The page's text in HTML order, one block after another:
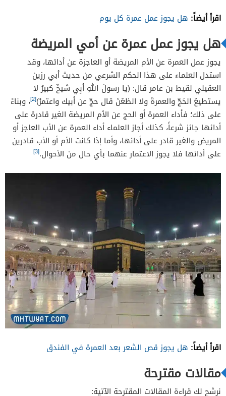
اقرأ أيضاً: هل يجوز عمل عمرة كل يوم
هل يجوز عمل عمرة عن أمي المريضة
يجوز عمل العمرة عن الأم المريضة أو العاجزة عن أدائها، وقد
استدل العلماء على هذا الحكم الشرعي من حديث أبي رزين
العقيلي لقيط بن عامر قال: (يا رسولَ اللهِ أبِي شيخٌ كبيرٌ لا
يستطيعُ الحَجّ والعمرةَ ولا الظعْنَ قال حجّ عن أبيك واعتمرْ)[2] ، وبناءً
على ذلك؛ فأداء العمرة أو الحج عن الأم المريضة الغير قادرة على
أدائها جائز شرعاً، كذلك أجاز العلماء أداء العمرة عن الأب العاجز أو
المريض والغير قادر على أدائها، وأما إذا كانت الأم أو الأب قادرين
على أدائها فلا يجوز الاعتمار عنهما بأي حال من الأحوال.[3]
اقرأ أيضاً: هل يجوز قص الشعر بعد العمرة في الفندق
مقالات مقترحة
نرشح لك قراءة المقالات المقترحة الآتية: